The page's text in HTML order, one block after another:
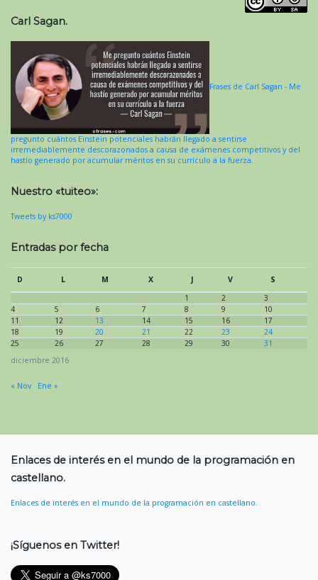
Carl Sagan.
Frases de Carl Sagan - Me
pregunto cuántos Einstein potenciales habrán llegado a sentirse
irremediablemente descorazonados a causa de exámenes competitivos y del
hastío generado por acumular méritos en su currículo a la fuerza.
Nuestro «tuiteo»:
Tweets by ks7000
Entradas por fecha
diciembre 2016
D L M X J V
S
1
2
3
4
5 6 7 8 9
10
11
12 13 14 15 16
17
18
19 20 21 22 23
24
25
26 27 28 29 30 31
« Nov Ene »
Enlaces de interés en el mundo de la programación en
castellano.
Enlaces de interés en el mundo de la programación en castellano.
¡Síguenos en Twitter!